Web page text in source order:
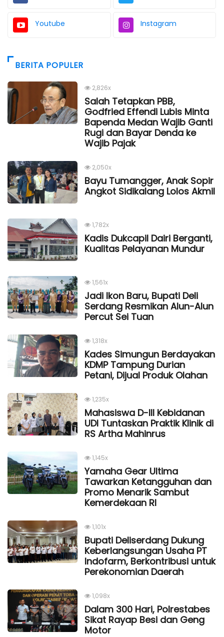
Youtube Instagram
BERITA POPULER
2,826x
Salah Tetapkan PBB,
Godfried Effendi Lubis Minta
Bapenda Medan Wajib Ganti
Rugi dan Bayar Denda ke
Wajib Pajak
2,050x
Bayu Tumangger, Anak Sopir
Angkot Sidikalang Lolos Akmil
1,782x
Kadis Dukcapil Dairi Berganti,
Kualitas Pelayanan Mundur
1,561x
Jadi Ikon Baru, Bupati Deli
Serdang Resmikan Alun-Alun
Percut Sei Tuan
1,318x
Kades Simungun Berdayakan
KDMP Tampung Durian
Petani, Dijual Produk Olahan
1,235x
Mahasiswa D-III Kebidanan
UDI Tuntaskan Praktik Klinik di
RS Artha Mahinrus
1,145x
Yamaha Gear Ultima
Tawarkan Ketangguhan dan
Promo Menarik Sambut
Kemerdekaan Rl
1,101x
Bupati Deliserdang Dukung
Keberlangsungan Usaha PT
Indofarm, Berkontribusi untuk
Perekonomian Daerah
1,098x
Dalam 300 Hari, Polrestabes
Sikat Rayap Besi dan Geng
Motor